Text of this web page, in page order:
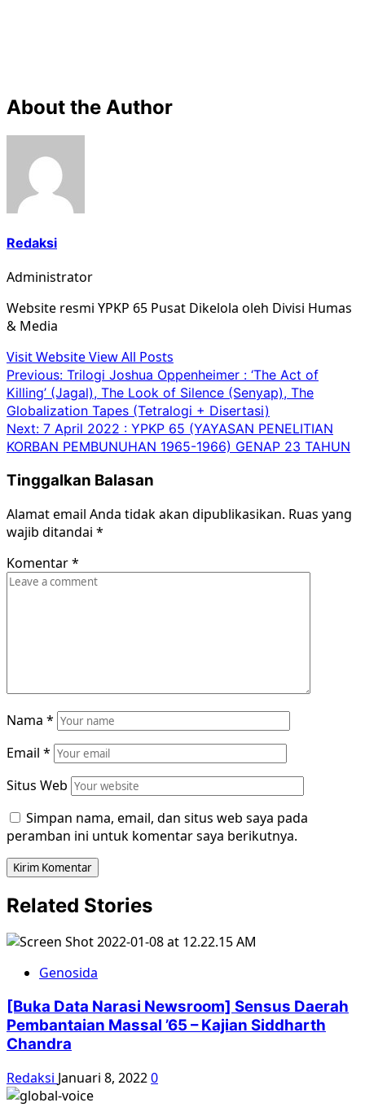
About the Author
Redaksi
Administrator
Website resmi YPKP 65 Pusat Dikelola oleh Divisi Humas
& Media
Visit WebsiteView All Posts
Post
navigation
Previous: Trilogi Joshua Oppenheimer : ‘The Act of
Killing’ (Jagal), The Look of Silence (Senyap), The
Globalization Tapes (Tetralogi + Disertasi)
Next: 7 April 2022 : YPKP 65 (YAYASAN PENELITIAN
KORBAN PEMBUNUHAN 1965-1966) GENAP 23 TAHUN
Tinggalkan Balasan
Alamat email Anda tidak akan dipublikasikan. Ruas yang
wajib ditandai *
Komentar*
Nama *
Email *
Situs Web
Simpan nama, email, dan situs web saya pada
peramban ini untuk komentar saya berikutnya.
Related Stories
Genosida
[Buka Data Narasi Newsroom] Sensus Daerah
Pembantaian Massal ’65 – Kajian Siddharth
Chandra
Redaksi Januari 8, 20220